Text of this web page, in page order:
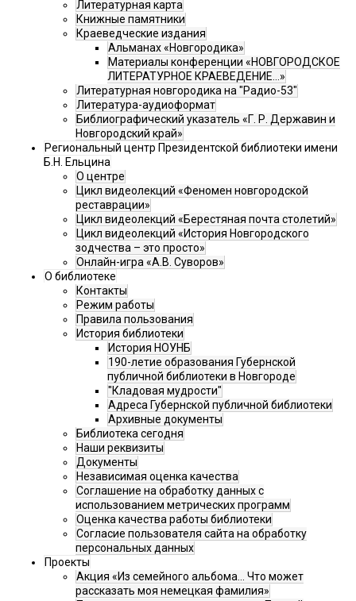
Литературная карта
Книжные памятники
Краеведческие издания
Альманах «Новгородика»
Материалы конференции «НОВГОРОДСКОЕ
ЛИТЕРАТУРНОЕ КРАЕВЕДЕНИЕ...»
Литературная новгородика на "Радио-53"
Литература-аудиоформат
Библиографический указатель «Г. Р. Державин и
Новгородский край»
Региональный центр Президентской библиотеки имени
Б.Н. Ельцина
О центре
Цикл видеолекций «Феномен новгородской
реставрации»
Цикл видеолекций «Берестяная почта столетий»
Цикл видеолекций «История Новгородского
зодчества – это просто»
Онлайн-игра «А.В. Суворов»
О библиотеке
Контакты
Режим работы
Правила пользования
История библиотеки
История НОУНБ
190-летие образования Губернской
публичной библиотеки в Новгороде
"Кладовая мудрости"
Адреса Губернской публичной библиотеки
Архивные документы
Библиотека сегодня
Наши реквизиты
Документы
Независимая оценка качества
Соглашение на обработку данных с
использованием метрических программ
Оценка качества работы библиотеки
Согласие пользователя сайта на обработку
персональных данных
Проекты
Акция «Из семейного альбома... Что может
рассказать моя немецкая фамилия»